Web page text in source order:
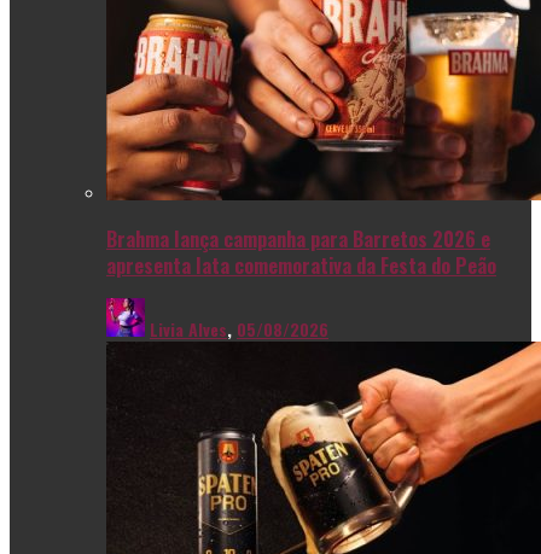
Brahma lança campanha para Barretos 2026 e
apresenta lata comemorativa da Festa do Peão
Livia Alves, 05/08/2026